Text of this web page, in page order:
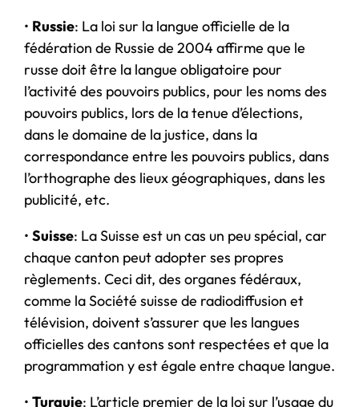
• Russie: La loi sur la langue officielle de la
fédération de Russie de 2004 affirme que le
russe doit être la langue obligatoire pour
l’activité des pouvoirs publics, pour les noms des
pouvoirs publics, lors de la tenue d’élections,
dans le domaine de la justice, dans la
correspondance entre les pouvoirs publics, dans
l’orthographe des lieux géographiques, dans les
publicité, etc.
• Suisse: La Suisse est un cas un peu spécial, car
chaque canton peut adopter ses propres
règlements. Ceci dit, des organes fédéraux,
comme la Société suisse de radiodiffusion et
télévision, doivent s’assurer que les langues
officielles des cantons sont respectées et que la
programmation y est égale entre chaque langue.
• Turquie: L’article premier de la loi sur l’usage du